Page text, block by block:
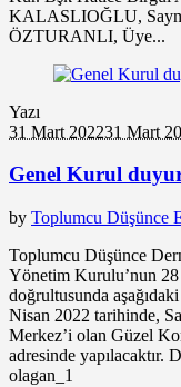
KALASLIOĞLU,
ÖZTURANLI, Üye...
Yazı
31 Mart 202231 Mart
Genel Kurul
by Toplumcu Düşünce
Toplumcu Düşünce
Yönetim Kurulu’nun 28
doğrultusunda
Nisan 2022 tarihinde,
Merkez’i olan Güzel
adresinde
olagan_1